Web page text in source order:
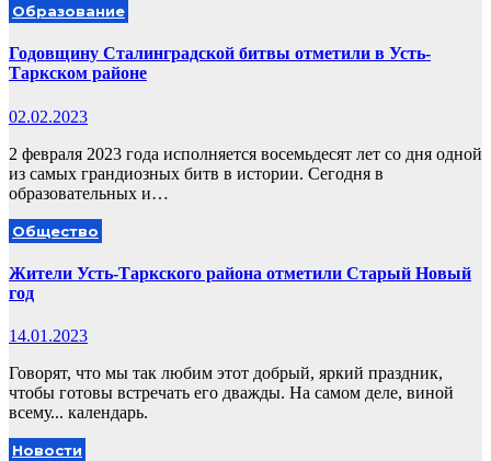
Образование
Годовщину Сталинградской битвы отметили в Усть-
Таркском районе
02.02.2023
2 февраля 2023 года исполняется восемьдесят лет со дня одной
из самых грандиозных битв в истории. Сегодня в
образовательных и…
Общество
Жители Усть-Таркского района отметили Старый Новый
год
14.01.2023
Говорят, что мы так любим этот добрый, яркий праздник,
чтобы готовы встречать его дважды. На самом деле, виной
всему... календарь.
Новости